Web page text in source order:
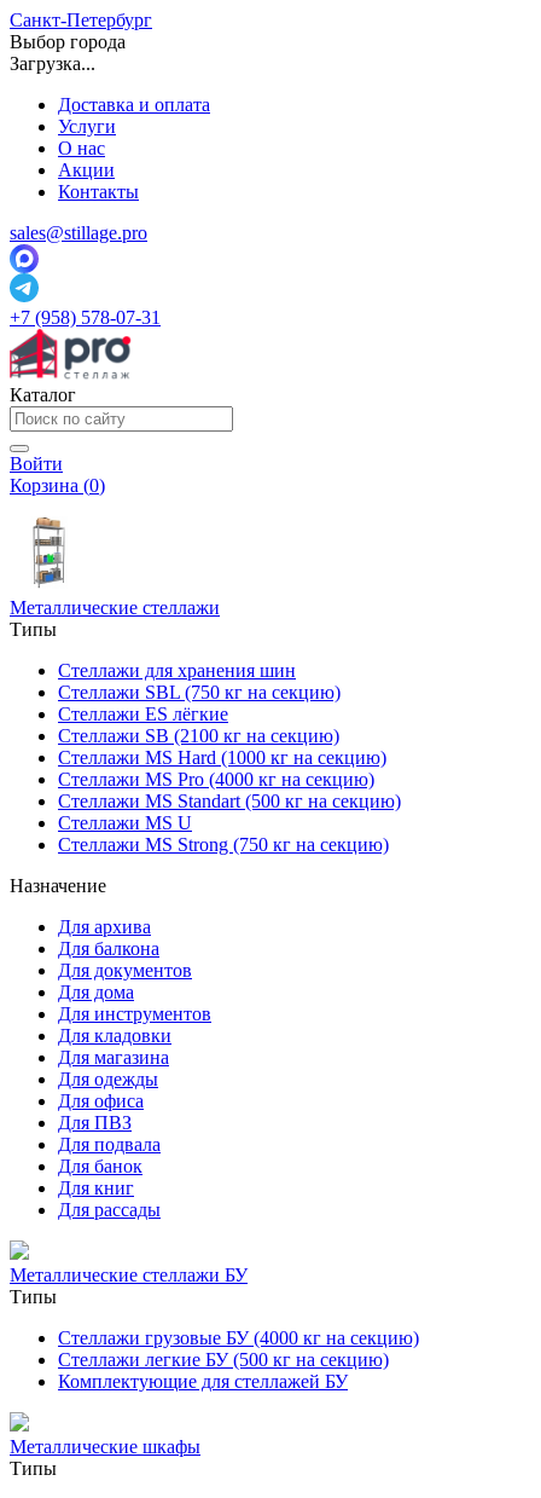
Санкт-Петербург
Выбор города
Загрузка...
Доставка и оплата
Услуги
О нас
Акции
Контакты
sales@stillage.pro
+7 (958) 578-07-31
Каталог
Войти
Корзина (0)
Металлические стеллажи
Типы
Стеллажи для хранения шин
Стеллажи SBL (750 кг на секцию)
Стеллажи ES лёгкие
Стеллажи SB (2100 кг на секцию)
Стеллажи MS Hard (1000 кг на секцию)
Стеллажи MS Pro (4000 кг на секцию)
Стеллажи MS Standart (500 кг на секцию)
Стеллажи MS U
Стеллажи MS Strong (750 кг на секцию)
Назначение
Для архива
Для балкона
Для документов
Для дома
Для инструментов
Для кладовки
Для магазина
Для одежды
Для офиса
Для ПВЗ
Для подвала
Для банок
Для книг
Для рассады
Металлические стеллажи БУ
Типы
Стеллажи грузовые БУ (4000 кг на секцию)
Стеллажи легкие БУ (500 кг на секцию)
Комплектующие для стеллажей БУ
Металлические шкафы
Типы